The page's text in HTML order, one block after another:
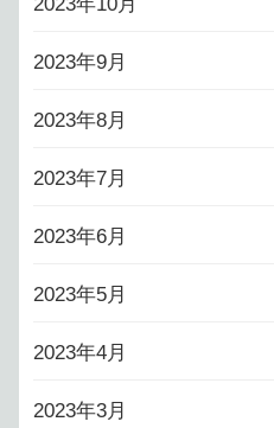
2023年10月
2023年9月
2023年8月
2023年7月
2023年6月
2023年5月
2023年4月
2023年3月